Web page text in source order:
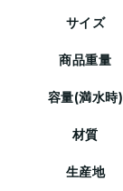
サイズ
商品重量
容量(満水時)
材質
生産地